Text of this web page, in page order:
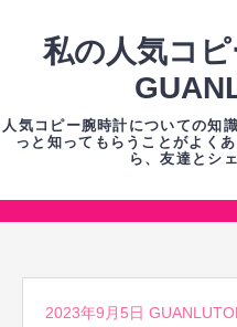
ツ
キ
私の人気コ
人気コピー腕時計についての知
っと知ってもらうことがよく
ら、友達とシ
コ
テ
2023年9月5日